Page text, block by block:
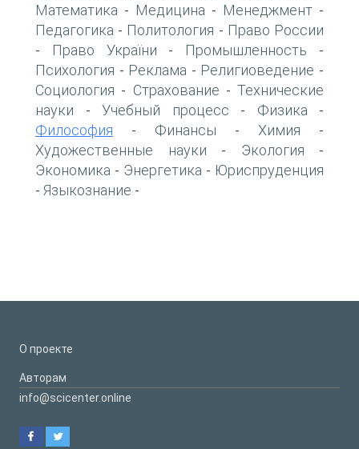
Математика - Медицина - Менеджмент -
Педагогика - Политология - Право России
- Право України - Промышленность -
Психология - Реклама - Религиоведение -
Социология - Страхование - Технические
науки - Учебный процесс - Физика -
Философия - Финансы - Химия -
Художественные науки - Экология -
Экономика - Энергетика - Юриспруденция
- Языкознание -
О проекте
Авторам
info@scicenter.online